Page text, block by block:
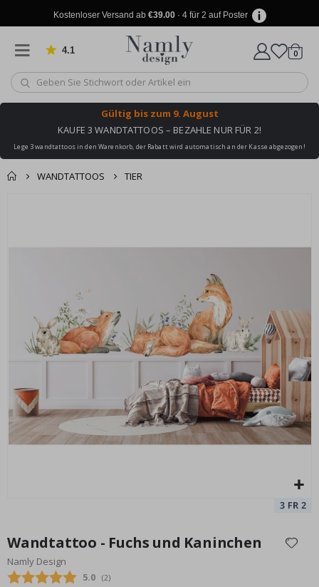
Kostenloser Versand ab €39.00· 4 für 2 auf Poster
4.1 von 1025 Bewertungen
Wagen
0
Gültig bis zum 9. August
KAUFE 3 WANDTATTOOS – BEZAHLE NUR FÜR 2!
Lege 3 wandtattoos in den Warenkorb, der Rabatt wird automatisch an der Kasse abgezogen!
WANDTATTOOS TIER
hinzugefügt ✔️
Wandtattoo - Fuchs und Eichhörnchen
Special
29,00 €
der
Bildgalerie
springen
Wandtattoo - Fuchs und Kaninchen
Namly Design
Durchschnittliche Bewertung:
5.0 (abgegebene bewertungen:
2)